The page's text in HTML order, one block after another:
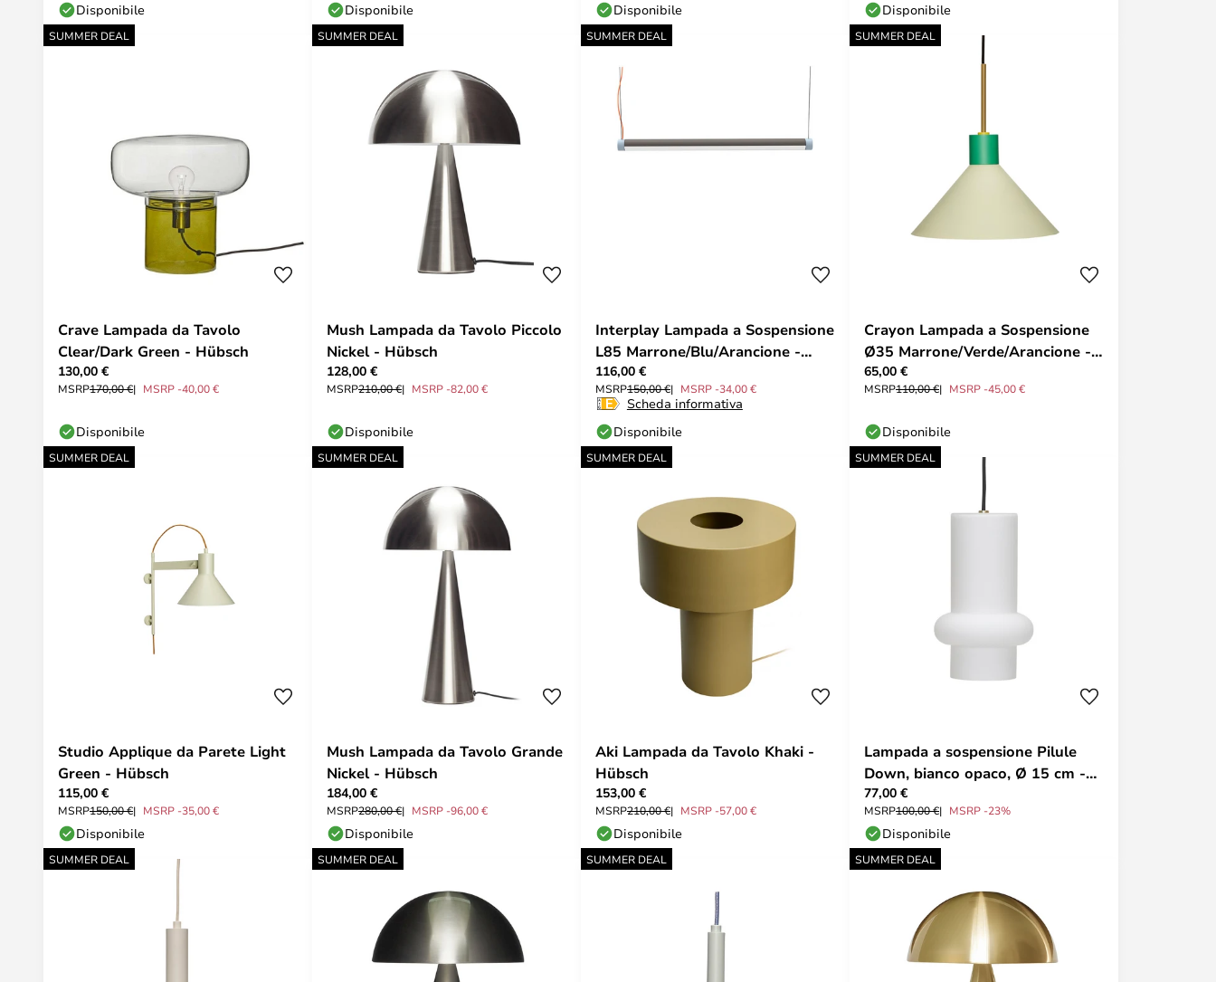
Disponibile Disponibile Disponibile Disponibile
SUMMER DEAL
Crave Lampada da Tavolo
Clear/Dark Green - Hübsch
130,00 €
MSRP170,00 € MSRP -40,00 €
Disponibile
SUMMER DEAL
Mush Lampada da Tavolo Piccolo
Nickel - Hübsch
128,00 €
MSRP210,00 € MSRP -82,00 €
Disponibile
SUMMER DEAL
Interplay Lampada a Sospensione
L85 Marrone/Blu/Arancione -
Hübsch
116,00 €
MSRP150,00 € MSRP -34,00 €
Scheda informativa
Disponibile
SUMMER DEAL
Crayon Lampada a Sospensione
Ø35 Marrone/Verde/Arancione -
Hübsch
65,00 €
MSRP110,00 € MSRP -45,00 €
Disponibile
SUMMER DEAL
Studio Applique da Parete Light
Green - Hübsch
115,00 €
MSRP150,00 € MSRP -35,00 €
Disponibile
SUMMER DEAL
Mush Lampada da Tavolo Grande
Nickel - Hübsch
184,00 €
MSRP280,00 € MSRP -96,00 €
Disponibile
SUMMER DEAL
Aki Lampada da Tavolo Khaki -
Hübsch
153,00 €
MSRP210,00 € MSRP -57,00 €
Disponibile
SUMMER DEAL
Lampada a sospensione Pilule
Down, bianco opaco, Ø 15 cm -
Hübsch
77,00 €
MSRP100,00 € MSRP -23%
Disponibile
SUMMER DEAL SUMMER DEAL SUMMER DEAL SUMMER DEAL